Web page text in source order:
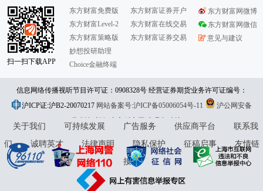
扫一扫下载APP
东方财富免费版
东方财富Level-2
东方财富策略版
妙想投研助理
Choice金融终端
东方财富证券开户
东方财富在线交易
东方财富证券交易
东方财富网微博
东方财富网微信
意见与建议
信息网络传播视听节目许可证：0908328号 经营证券期货业务许可证编号：
913101046312860336 违法和不良信息举报:021-61278686 举报邮箱：
jubao@eastmoney.com
沪ICP证:沪B2-20070217 网站备案号:沪ICP备05006054号-11
沪公网安备
31010402000120号版权所有:东方财富网意见与建议:4000300059/952500
关于我们 可持续发展 广告服务 供应商平台
联系我
们
诚聘英才 法律声明 隐私保护 征稿启事
友情链
接